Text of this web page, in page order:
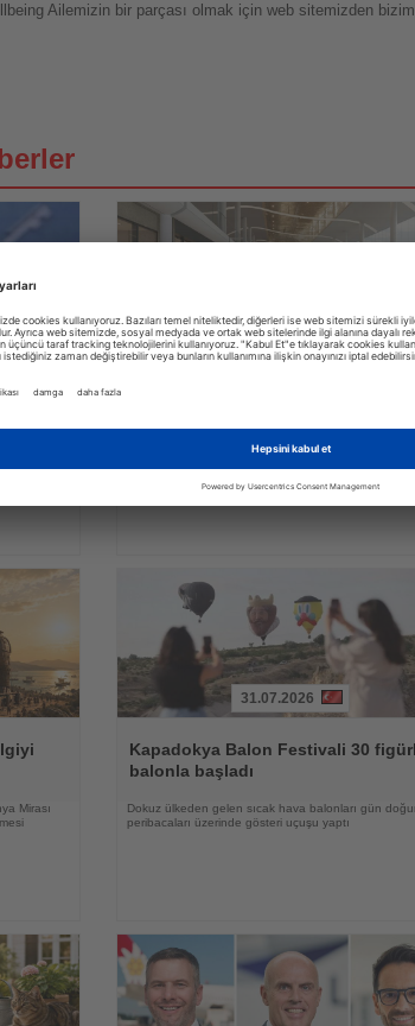
Ailemizin bir parçası olmak için web sitemizden
milyar
kişi
Haberi
01.08.2026
20 milyar doların üzerinde yatırımla terminal kapasitesi
artırılacak, AeroTrain ağı genişletilecek ve yolcu
önemli ölçüde iyileştirilecek
Mirası
Oku
31.07.2026
Kapadokya Balon Festivali 30
balonla başladı
Dokuz ülkeden gelen sıcak hava balonları gün
peribacaları üzerinde gösteri uçuşu yaptı